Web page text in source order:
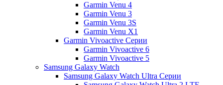
Garmin Venu 4
Garmin Venu 3
Garmin Venu 3S
Garmin Venu X1
Garmin Vivoactive Серии
Garmin Vivoactive 6
Garmin Vivoactive 5
Samsung Galaxy Watch
Samsung Galaxy Watch Ultra Серии